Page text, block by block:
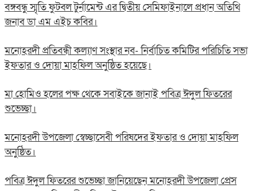
বঙ্গবন্ধু স্মৃতি ফুটবল টুর্নামেন্ট এর দ্বিতীয় সেমিফাইনালে প্রধান অতিথি
জনাব ডা এম এইচ কবির।
মনোহরদী প্রতিবন্ধী কল্যাণ সংস্থার নব- নির্বাচিত কমিটির পরিচিতি সভা
ইফতার ও দোয়া মাহফিল অনুষ্ঠিত হয়েছে।
মা হোমিও হলের পক্ষ থেকে সবাইকে জানাই পবিত্র ঈদুল ফিতরের
শুভেচ্ছা।
মনোহরদী উপজেলা স্বেচ্ছাসেবী পরিষদের ইফতার ও দোয়া মাহফিল
অনুষ্ঠিত।
পবিত্র ঈদুল ফিতরের শুভেচ্ছা জানিয়েছেন মনোহরদী উপজেলা প্রেস